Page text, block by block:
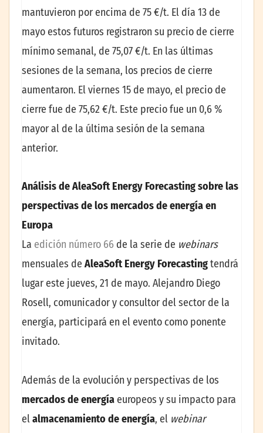
mantuvieron por encima de 75 €/t. El día 13 de
mayo estos futuros registraron su precio de cierre
mínimo semanal, de 75,07 €/t. En las últimas
sesiones de la semana, los precios de cierre
aumentaron. El viernes 15 de mayo, el precio de
cierre fue de 75,62 €/t. Este precio fue un 0,6 %
mayor al de la última sesión de la semana
anterior.
Análisis de AleaSoft Energy Forecasting sobre las
perspectivas de los mercados de energía en
Europa
La edición número 66 de la serie de webinars
mensuales de AleaSoft Energy Forecastingtendrá
lugar este jueves, 21 de mayo. Alejandro Diego
Rosell, comunicador y consultor del sector de la
energía, participará en el evento como ponente
invitado.
Además de la evolución y perspectivas de los
mercados de energía europeos y su impacto para
elalmacenamiento de energía, el webinar